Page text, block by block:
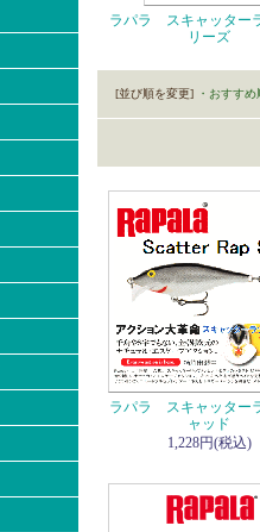
ラパラ スキャッター
リーズ
[並び順を変更] ・おすすめ
ラパラ スキャッター
ャッド
1,228円(税込)